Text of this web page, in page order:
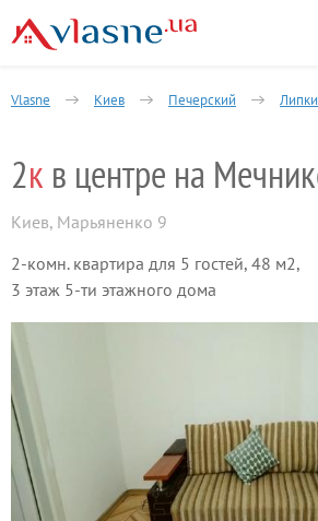
Vlasne Киев Печерский Липки
2к
Киев, Марьяненко 9
2-комн. квартира для 5 гостей, 48 м2,
3 этаж 5-ти этажного дома